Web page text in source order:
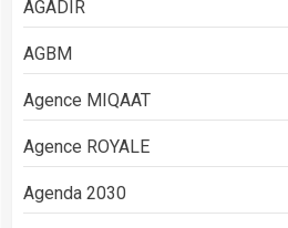
AGADIR
AGBM
Agence MIQAAT
Agence ROYALE
Agenda 2030